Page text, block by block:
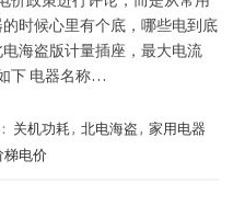
时候心里有个底，哪些电到底
海盗版计量插座，最大电流
下 电器名称…
关机功耗 , 北电海盗 , 家用电器
梯电价